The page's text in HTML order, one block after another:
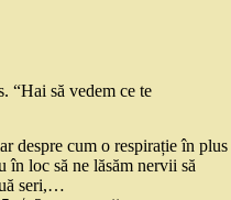
“Hai să vedem ce te
despre cum o respirație în plus
în loc să ne lăsăm nervii să
seri,…